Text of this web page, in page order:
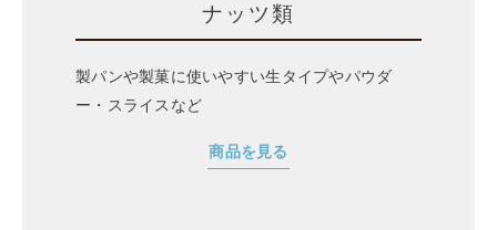
ナッツ類
製パンや製菓に使いやすい生タイプやパウダ
ー・スライスなど
商品を見る